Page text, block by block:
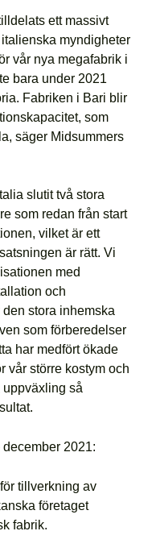
ett massivt
myndigheter
vår nya megafabrik i
bara under 2021
Fabriken i Bari blir
som
säger Midsummers
slutit två stora
som redan från start
vilket är ett
är rätt. Vi
med
och
stora inhemska
som förberedelser
har medfört ökade
vår större kostym och
uppväxling så
2021:
tillverkning av
företaget
fabrik.